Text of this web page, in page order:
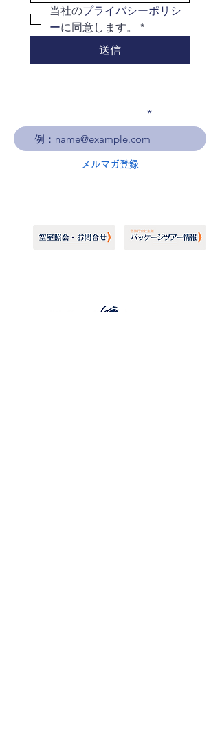
当社のプライバシーポリシ
ーに同意します。
*
送信
メルマガ登録